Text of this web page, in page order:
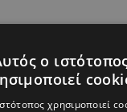
ο
χρησιμοποιεί